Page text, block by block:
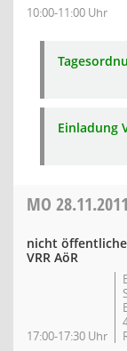
10:00-11:00 Uhr
Einladung
MO 28.11.2011
nicht
VRR AöR
17:00-17:30 Uhr